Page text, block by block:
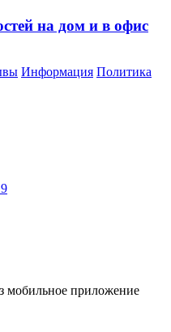
на дом и в офис
Информация Политика
мобильное приложение